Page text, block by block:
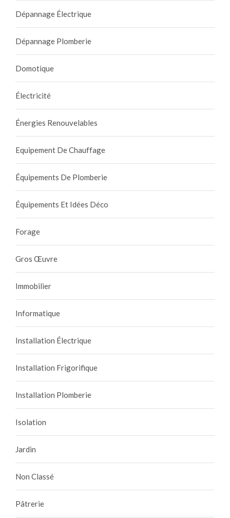
Dépannage Électrique
Dépannage Plomberie
Domotique
Électricité
Énergies Renouvelables
Equipement De Chauffage
Équipements De Plomberie
Équipements Et Idées Déco
Forage
Gros Œuvre
Immobilier
Informatique
Installation Électrique
Installation Frigorifique
Installation Plomberie
Isolation
Jardin
Non Classé
Pâtrerie